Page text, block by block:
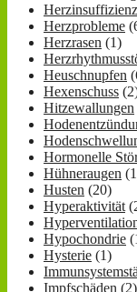
Herzinsuffizienz
Herzprobleme
Herzrasen (1)
Heuschnupfen
Hexenschuss
Hitzewallungen
Hormonelle
Hühneraugen
Husten (20)
Hyperaktivität
Hypochondrie
Hysterie (1)
Impfschäden (2)